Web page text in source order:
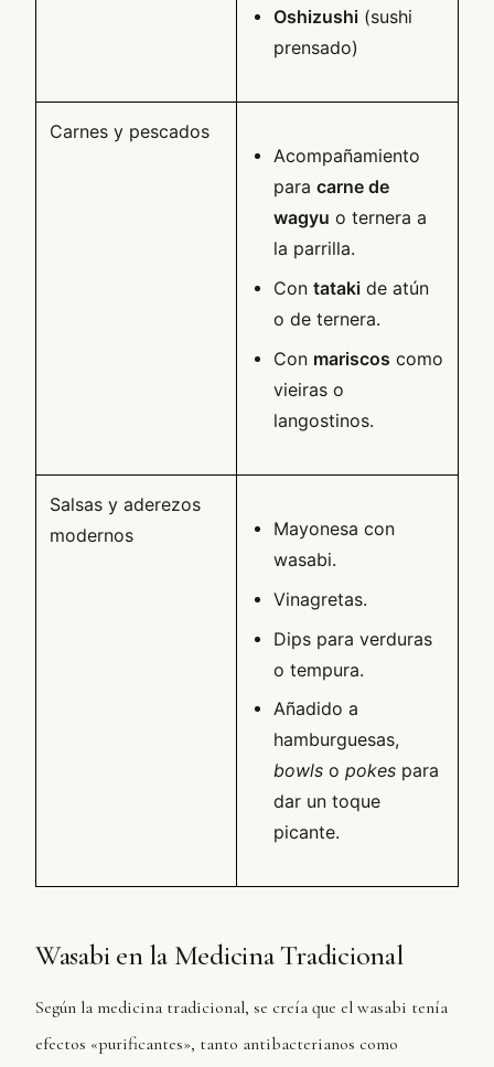
Oshizushi (sushi
prensado)
Carnes y pescados
Acompañamiento
paracarne de
wagyu o ternera a
la parrilla.
Contataki de atún
o de ternera.
Con mariscos como
vieiras o
langostinos.
Salsas y aderezos
modernos
Mayonesa con
wasabi.
Vinagretas.
Dips para verduras
o tempura.
Añadido a
hamburguesas,
bowls opokes para
dar un toque
picante.
Wasabi en la Medicina Tradicional
Según la medicina tradicional, se creía que el wasabi tenía
efectos «purificantes», tanto antibacterianos como